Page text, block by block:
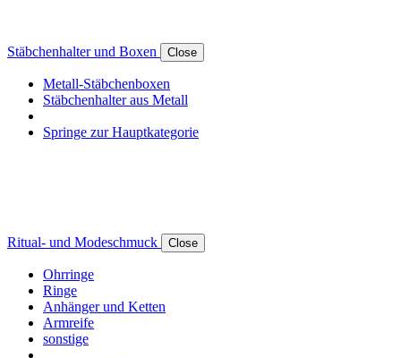
Stäbchenhalter und Boxen Close
Metall-Stäbchenboxen
Stäbchenhalter aus Metall
Springe zur Hauptkategorie
Ritual- und Modeschmuck Close
Ohrringe
Ringe
Anhänger und Ketten
Armreife
sonstige